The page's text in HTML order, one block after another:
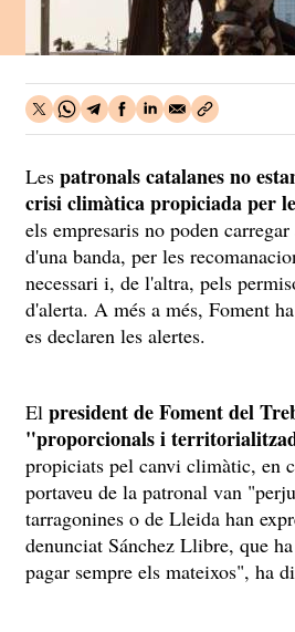
Les patronals catalanes no
crisi climàtica propiciada per
els empresaris no poden
d'una banda, per les
necessari i, de l'altra, pels
d'alerta. A més a més, Foment
es declaren les alertes.
El president de Foment del
"proporcionals i
propiciats pel canvi climàtic, en
portaveu de la patronal van
tarragonines o de Lleida han
denunciat Sánchez Llibre, que
pagar sempre els mateixos", ha